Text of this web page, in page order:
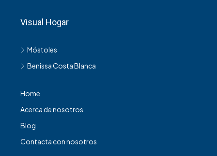
Visual Hogar
Móstoles
Benissa Costa Blanca
Home
Acerca de nosotros
Blog
Contacta con nosotros